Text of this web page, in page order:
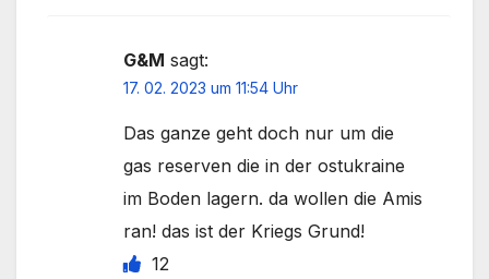
G&M sagt:
17. 02. 2023 um 11:54 Uhr
Das ganze geht doch nur um die
gas reserven die in der ostukraine
im Boden lagern. da wollen die Amis
ran! das ist der Kriegs Grund!
12